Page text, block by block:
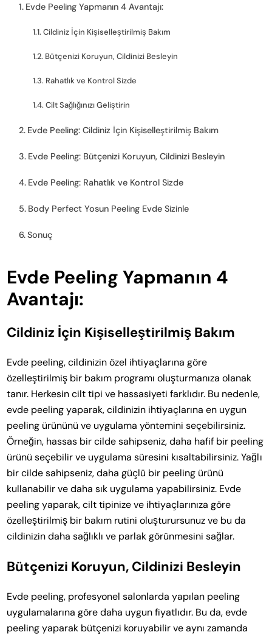
Evde Peeling Yapmanın 4 Avantajı:
Cildiniz İçin Kişiselleştirilmiş Bakım
Bütçenizi Koruyun, Cildinizi Besleyin
Rahatlık ve Kontrol Sizde
Cilt Sağlığınızı Geliştirin
Evde Peeling: Cildiniz İçin Kişiselleştirilmiş Bakım
Evde Peeling: Bütçenizi Koruyun, Cildinizi Besleyin
Evde Peeling: Rahatlık ve Kontrol Sizde
Body Perfect Yosun Peeling Evde Sizinle
Sonuç
Evde Peeling Yapmanın 4
Avantajı:
Cildiniz İçin Kişiselleştirilmiş Bakım
Evde peeling, cildinizin özel ihtiyaçlarına göre
özelleştirilmiş bir bakım programı oluşturmanıza olanak
tanır. Herkesin cilt tipi ve hassasiyeti farklıdır. Bu nedenle,
evde peeling yaparak, cildinizin ihtiyaçlarına en uygun
peeling ürününü ve uygulama yöntemini seçebilirsiniz.
Örneğin, hassas bir cilde sahipseniz, daha hafif bir peeling
ürünü seçebilir ve uygulama süresini kısaltabilirsiniz. Yağlı
bir cilde sahipseniz, daha güçlü bir peeling ürünü
kullanabilir ve daha sık uygulama yapabilirsiniz. Evde
peeling yaparak, cilt tipinize ve ihtiyaçlarınıza göre
özelleştirilmiş bir bakım rutini oluşturursunuz ve bu da
cildinizin daha sağlıklı ve parlak görünmesini sağlar.
Bütçenizi Koruyun, Cildinizi Besleyin
Evde peeling, profesyonel salonlarda yapılan peeling
uygulamalarına göre daha uygun fiyatlıdır. Bu da, evde
peeling yaparak bütçenizi koruyabilir ve aynı zamanda